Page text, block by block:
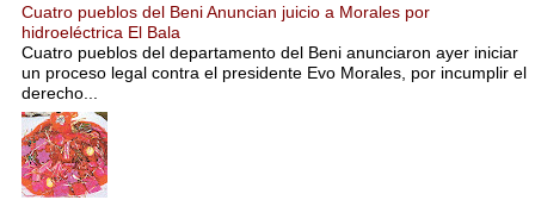
Cuatro pueblos del Beni Anuncian juicio a Morales por
hidroeléctrica El Bala
Cuatro pueblos del departamento del Beni anunciaron ayer iniciar
un proceso legal contra el presidente Evo Morales, por incumplir el
derecho...